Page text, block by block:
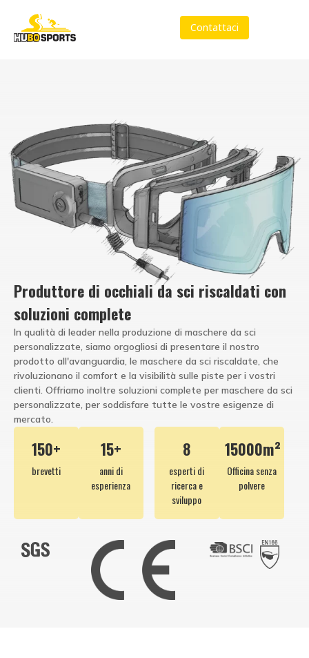
Contattaci
Produttore di occhiali da sci riscaldati con
soluzioni complete
In qualità di leader nella produzione di maschere da sci
personalizzate, siamo orgogliosi di presentare il nostro
prodotto all'avanguardia, le maschere da sci riscaldate, che
rivoluzionano il comfort e la visibilità sulle piste per i vostri
clienti. Offriamo inoltre soluzioni complete per maschere da sci
personalizzate, per soddisfare tutte le vostre esigenze di
mercato.
150+
brevetti
15+
anni di
esperienza
8
esperti di
ricerca e
sviluppo
15000m²
Officina senza
polvere